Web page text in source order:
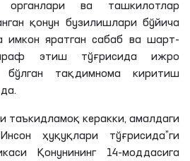
органлари ва ташкилотлар
қонун бузилишлари бўйича
имкон яратган сабаб ва шарт-
этиш тўғрисида ижро
тақдимнома киритиш
таъкидламоқ керакки, амалдаги
ҳуқуқлари тўғрисида”ги
Қонунининг 14-моддасига